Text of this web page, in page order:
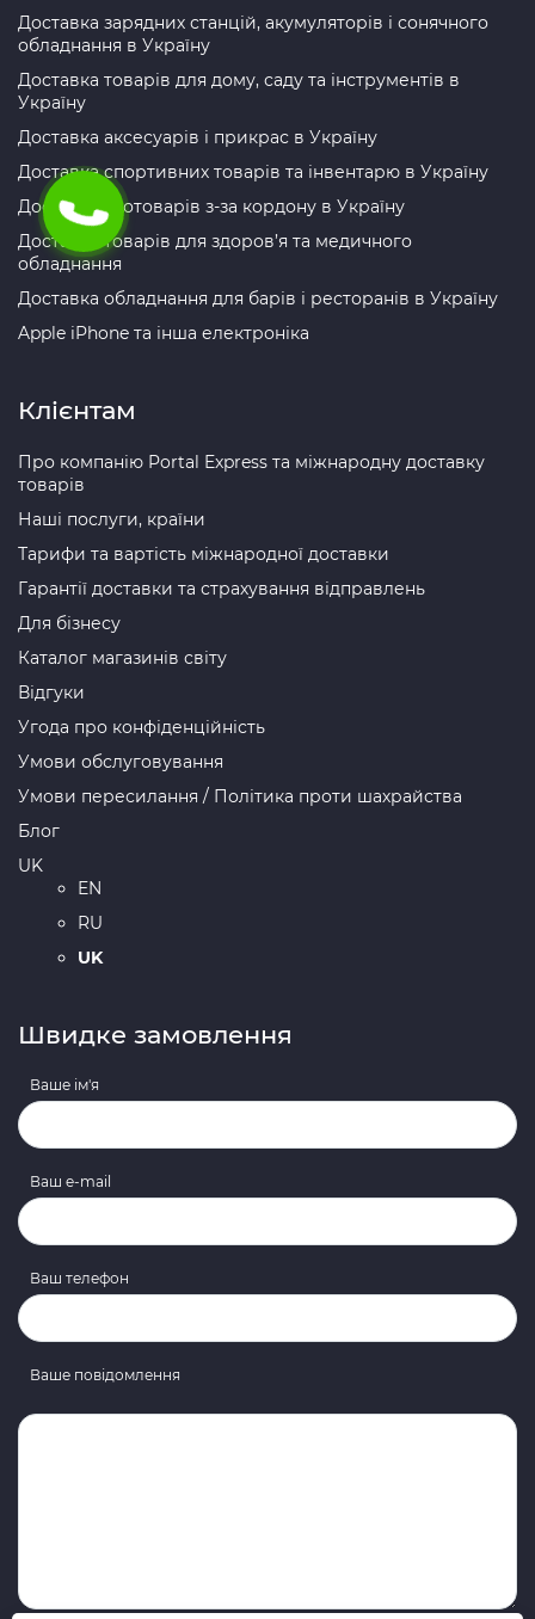
Доставка зарядних станцій, акумуляторів і сонячного
обладнання в Україну
Доставка товарів для дому, саду та інструментів в
Україну
Доставка аксесуарів і прикрас в Україну
Доставка спортивних товарів та інвентарю в Україну
Доставка зоотоварів з-за кордону в Україну
Доставка товарів для здоров’я та медичного
обладнання
Доставка обладнання для барів і ресторанів в Україну
Apple iPhone та інша електроніка
Клієнтам
Про компанію Portal Express та міжнародну доставку
товарів
Наші послуги, країни
Тарифи та вартість міжнародної доставки
Гарантії доставки та страхування відправлень
Для бізнесу
Каталог магазинів світу
Відгуки
Угода про конфіденційність
Умови обслуговування
Умови пересилання / Політика проти шахрайства
Блог
UK
EN
RU
UK
Швидке замовлення
Ваше ім'я
Ваш e-mail
Ваш телефон
Ваше повідомлення